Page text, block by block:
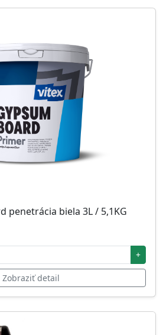
penetrácia biela 3L / 5,1KG
+
Zobraziť detail